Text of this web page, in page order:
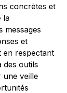
concrètes et
la
messages
et
en respectant
des outils
une veille